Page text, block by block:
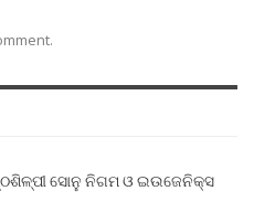
ସୋନୁ ନିଗମ ଓ ଇଉଜେନିକ୍ସ